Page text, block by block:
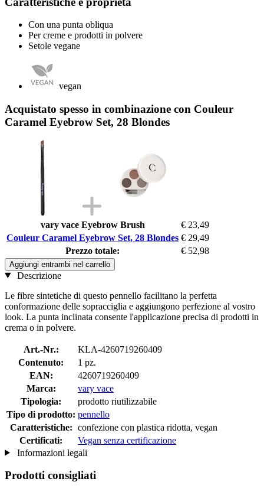
Con una punta obliqua
Per creme e prodotti in polvere
Setole vegane
vegan
Acquistato spesso in combinazione con Couleur
Caramel Eyebrow Set, 28 Blondes
vary vace Eyebrow Brush
€ 23,49
Couleur Caramel Eyebrow Set, 28 Blondes € 29,49
Prezzo totale:
€ 52,98
Aggiungi entrambi nel carrello
Descrizione
Le fibre sintetiche di questo pennello facilitano la perfetta
conformazione delle sopracciglia e aggiungono perfezione al vostro
look. La punta inclinata consente l'applicazione precisa di prodotti in
crema o in polvere.
Art.-Nr.:
KLA-4260719260409
Contenuto:
1 pz.
EAN:
4260719260409
Marca:
vary vace
Tipologia:
prodotto riutilizzabile
Tipo di prodotto: pennello
Caratteristiche: confezione con plastica ridotta, vegan
Certificati:
Vegan senza certificazione
Informazioni legali
Prodotti consigliati